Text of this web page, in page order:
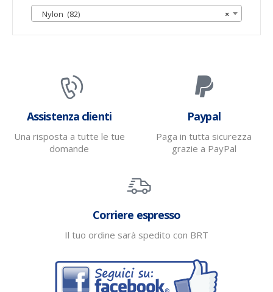
×
Nylon (82)
Assistenza clienti
Una risposta a tutte le tue
domande
Paypal
Paga in tutta sicurezza
grazie a PayPal
Corriere espresso
Il tuo ordine sarà spedito con BRT